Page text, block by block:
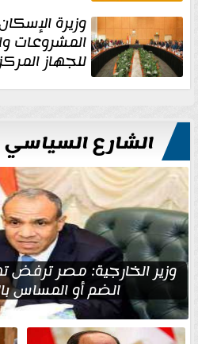
وزيرة
المشروعات
للجهاز
الشارع السياسي
وزير الخارجية: مصر ترفض
الضم أو المساس